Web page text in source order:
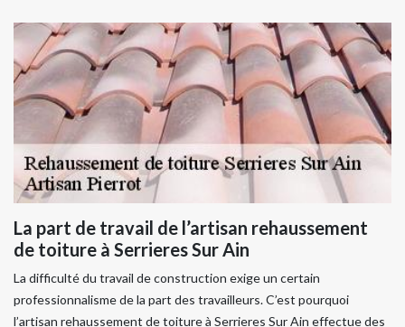
La part de travail de l’artisan rehaussement
de toiture à Serrieres Sur Ain
La difficulté du travail de construction exige un certain
professionnalisme de la part des travailleurs. C’est pourquoi
l’artisan rehaussement de toiture à Serrieres Sur Ain effectue des